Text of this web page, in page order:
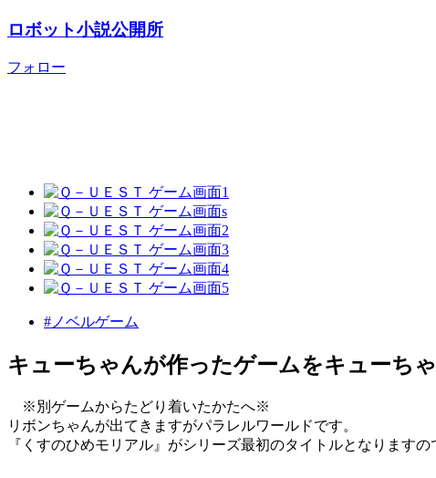
ロボット小説公開所
フォロー
#ノベルゲーム
キューちゃんが作ったゲームをキューち
※別ゲームからたどり着いたかたへ※
リボンちゃんが出てきますがパラレルワールドです。
『くすのひめモリアル』がシリーズ最初のタイトルとなりますの